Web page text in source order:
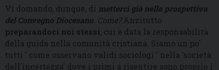
Vi domando, dunque, di metterci già nella prospettiva
del Convegno Diocesano Come?Anzitutto
preparandoci noi stessi, cui è data la responsabilità
della guida nella comunità cristiana. Siamo un po'
tutti ' come osservano validi sociologi ' nella 'società
dell'incertezza' dove i primi a risentire sono proprio i